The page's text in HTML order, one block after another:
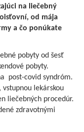
na liečebný
od mája
a čo ponúkate
pobyty od šesť
pobyty.
post-covid syndróm.
vstupnou lekárskou
liečebných procedúr.
zdravotnými